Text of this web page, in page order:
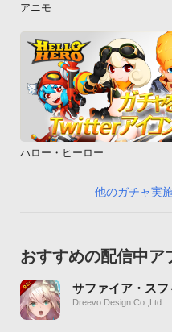
アニモ
ハロー・ヒーロー
他のガチャ実
おすすめの配信中ア
サファイア・ス
Dreevo Design Co.,Ltd